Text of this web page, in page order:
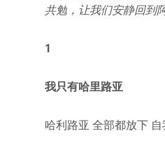
共勉，让我们安静回到
1
我只有哈里路亚
哈利路亚 全部都放下